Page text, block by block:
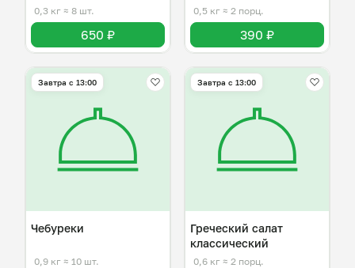
0,3 кг ≈ 8 шт.
650 ₽
0,5 кг ≈ 2 порц.
390 ₽
Завтра c 13:00
Чебуреки
0,9 кг ≈ 10 шт.
Завтра c 13:00
Греческий салат
классический
0,6 кг ≈ 2 порц.